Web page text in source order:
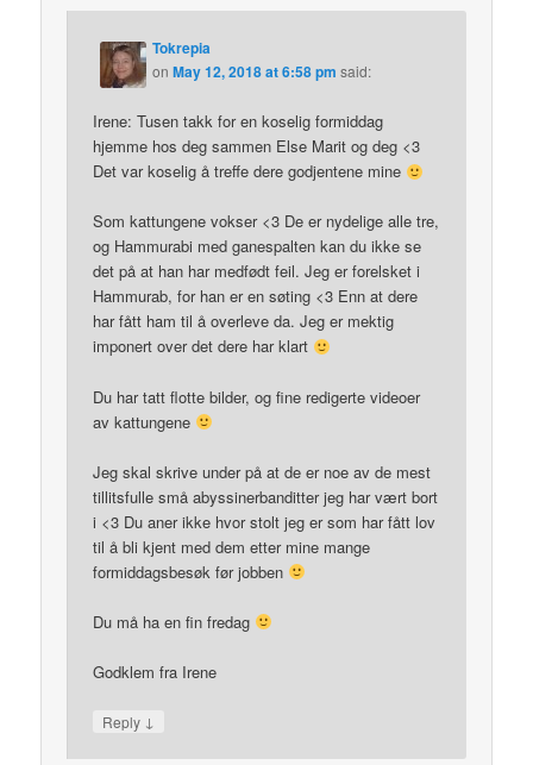
Tokrepia
onMay 12, 2018 at 6:58 pm said:
Irene: Tusen takk for en koselig formiddag
hjemme hos deg sammen Else Marit og deg <3
Det var koselig å treffe dere godjentene mine
Som kattungene vokser <3 De er nydelige alle tre,
og Hammurabi med ganespalten kan du ikke se
det på at han har medfødt feil. Jeg er forelsket i
Hammurab, for han er en søting <3 Enn at dere
har fått ham til å overleve da. Jeg er mektig
imponert over det dere har klart
Du har tatt flotte bilder, og fine redigerte videoer
av kattungene
Jeg skal skrive under på at de er noe av de mest
tillitsfulle små abyssinerbanditter jeg har vært bort
i <3 Du aner ikke hvor stolt jeg er som har fått lov
til å bli kjent med dem etter mine mange
formiddagsbesøk før jobben
Du må ha en fin fredag
Godklem fra Irene
Reply ↓